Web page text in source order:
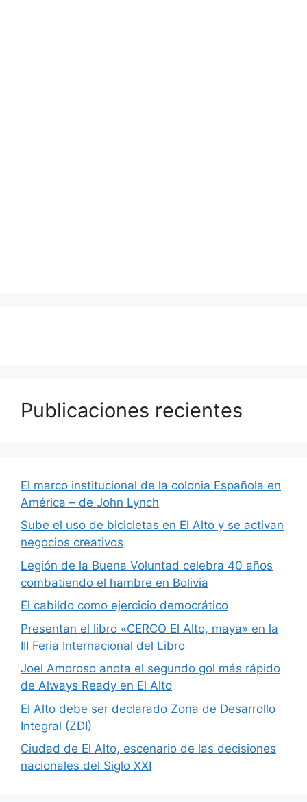
Publicaciones recientes
El marco institucional de la colonia Española en
América – de John Lynch
Sube el uso de bicicletas en El Alto y se activan
negocios creativos
Legión de la Buena Voluntad celebra 40 años
combatiendo el hambre en Bolivia
El cabildo como ejercicio democrático
Presentan el libro «CERCO El Alto, maya» en la
III Feria Internacional del Libro
Joel Amoroso anota el segundo gol más rápido
de Always Ready en El Alto
El Alto debe ser declarado Zona de Desarrollo
Integral (ZDI)
Ciudad de El Alto, escenario de las decisiones
nacionales del Siglo XXI